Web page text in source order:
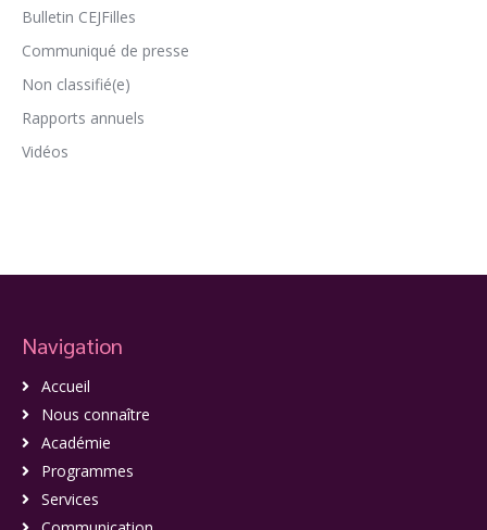
Bulletin CEJFilles
Communiqué de presse
Non classifié(e)
Rapports annuels
Vidéos
Navigation
Accueil
Nous connaître
Académie
Programmes
Services